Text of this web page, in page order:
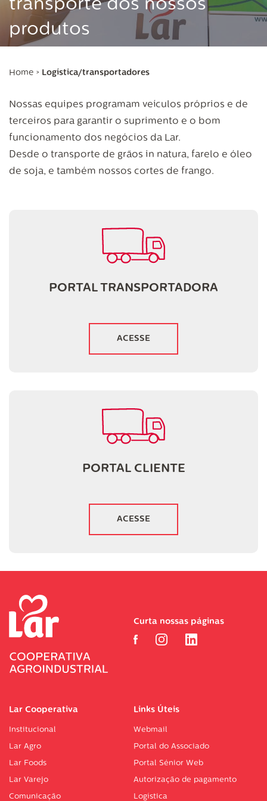
transporte dos nossos
produtos
Home > Logística/transportadores
Nossas equipes programam veículos próprios e de
terceiros para garantir o suprimento e o bom
funcionamento dos negócios da Lar.
Desde o transporte de grãos in natura, farelo e óleo
de soja, e também nossos cortes de frango.
PORTAL TRANSPORTADORA
ACESSE
PORTAL CLIENTE
ACESSE
Lar Cooperativa
Institucional
Lar Agro
Lar Foods
Lar Varejo
Comunicação
Links Úteis
Webmail
Portal do Associado
Portal Sénior Web
Autorização de pagamento
Logística
Curta nossas páginas